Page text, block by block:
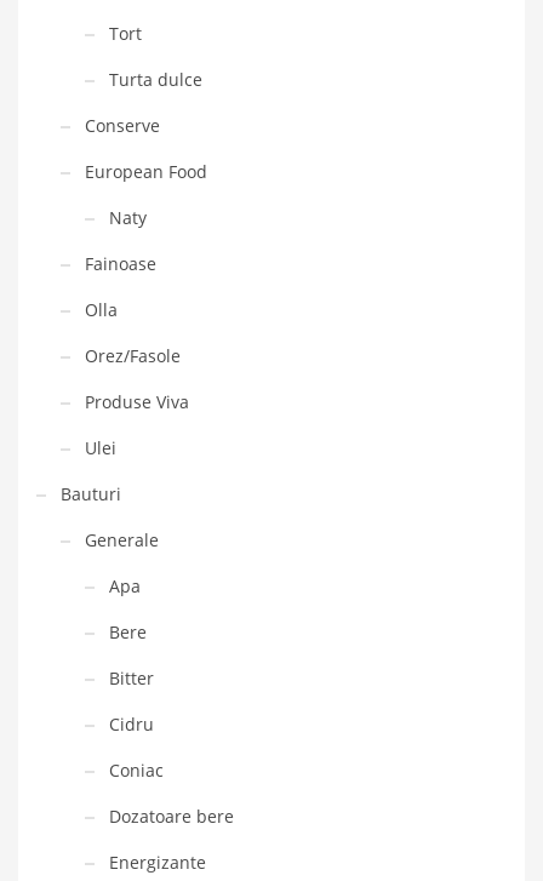
Tort
Turta dulce
Conserve
European Food
Naty
Fainoase
Olla
Orez/Fasole
Produse Viva
Ulei
Bauturi
Generale
Apa
Bere
Bitter
Cidru
Coniac
Dozatoare bere
Energizante